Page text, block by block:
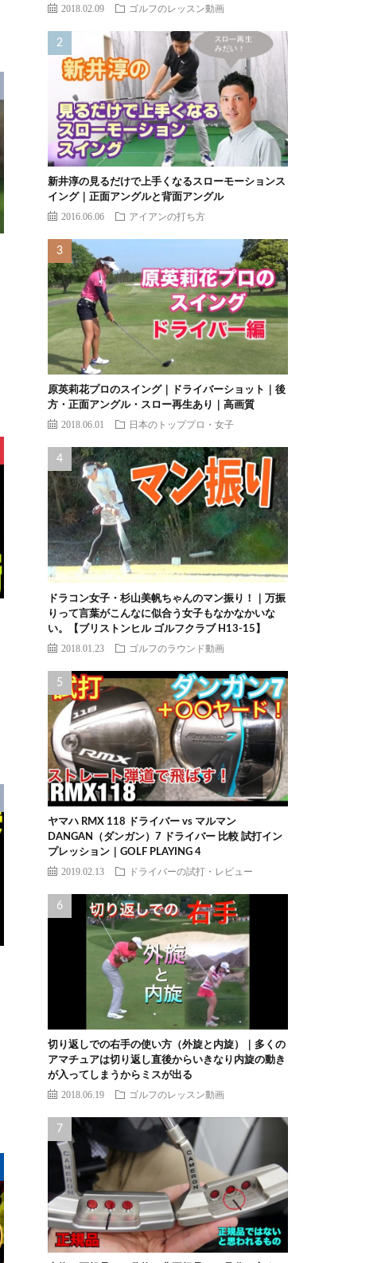
2018.02.09 ゴルフのレッスン動画
新井淳の見るだけで上手くなるスローモーションス
イング｜正面アングルと背面アングル
2016.06.06 アイアンの打ち方
原英莉花プロのスイング｜ドライバーショット｜後
方・正面アングル・スロー再生あり｜高画質
2018.06.01 日本のトッププロ・女子
ドラコン女子・杉山美帆ちゃんのマン振り！｜万振
りって言葉がこんなに似合う女子もなかなかいな
い。【ブリストンヒル ゴルフクラブ H13-15】
2018.01.23 ゴルフのラウンド動画
ヤマハ RMX 118 ドライバー vs マルマン
DANGAN（ダンガン）7 ドライバー 比較 試打イン
プレッション｜GOLF PLAYING 4
2019.02.13 ドライバーの試打・レビュー
切り返しでの右手の使い方（外旋と内旋）｜多くの
アマチュアは切り返し直後からいきなり内旋の動き
が入ってしまうからミスが出る
2018.06.19 ゴルフのレッスン動画